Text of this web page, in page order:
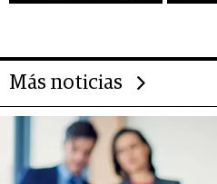
Más noticias